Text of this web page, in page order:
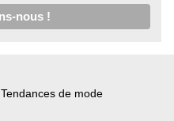
Tendances de mode